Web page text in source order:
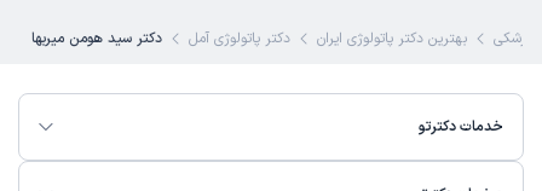
بهترین دکتر پاتولوژی ایران دکتر پاتولوژی آمل دکتر سید هومن میربها
خدمات دکترتو